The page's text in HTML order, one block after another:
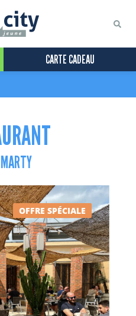
CARTE CADEAU
OFFRE SPÉCIALE